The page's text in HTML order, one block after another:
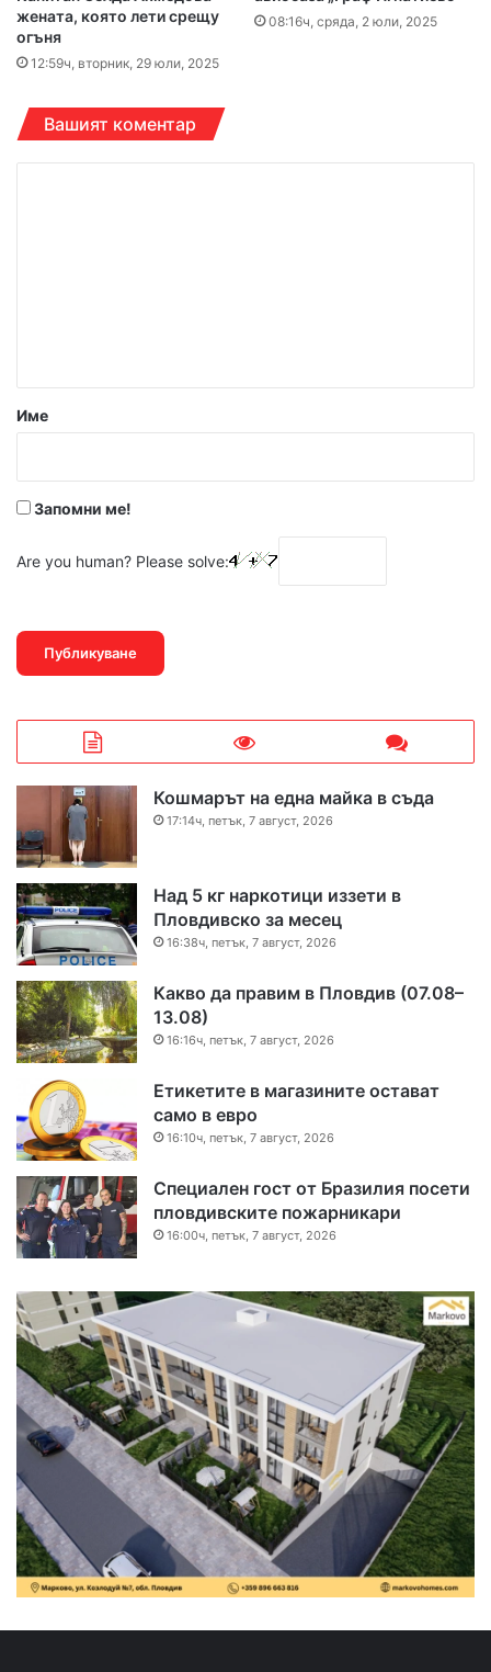
жената, която лети срещу
огъня
12:59ч, вторник, 29 юли, 2025
08:16ч, сряда, 2 юли, 2025
Вашият коментар
р
Име
Запомни ме!
Are you human? Please solve:
Кошмарът на една майка в съда
17:14ч, петък, 7 август, 2026
Над 5 кг наркотици иззети в
Пловдивско за месец
16:38ч, петък, 7 август, 2026
Какво да правим в Пловдив (07.08–
13.08)
16:16ч, петък, 7 август, 2026
Етикетите в магазините остават
само в евро
16:10ч, петък, 7 август, 2026
Специален гост от Бразилия посети
пловдивските пожарникари
16:00ч, петък, 7 август, 2026